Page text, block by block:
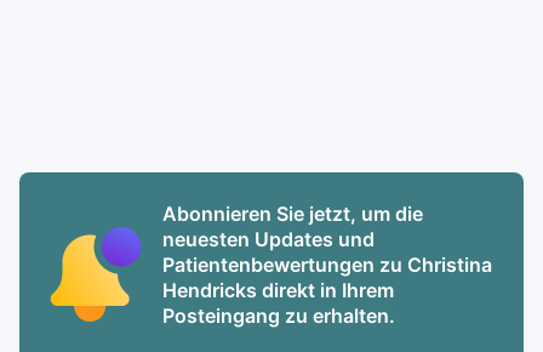
Abonnieren Sie jetzt, um die
neuesten Updates und
Patientenbewertungen zu Christina
Hendricks direkt in Ihrem
Posteingang zu erhalten.